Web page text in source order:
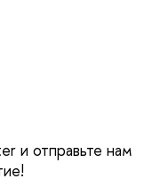
и отправьте нам